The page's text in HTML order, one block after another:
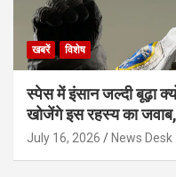
खबरें विशेष
स्पेस में इंसान जल्दी बूढ़ा
खोजेंगे इस रहस्य का
July 16, 2026 News Desk